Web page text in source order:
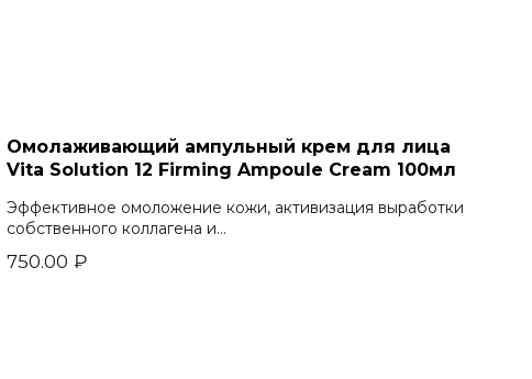
Омолаживающий ампульный крем для лица
Vita Solution 12 Firming Ampoule Cream 100мл
Эффективное омоложение кожи, активизация выработки
собственного коллагена и...
₽
750.00